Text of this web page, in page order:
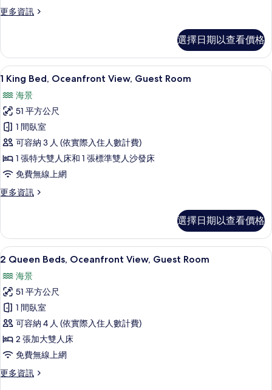
Room
的
有
相
片
更多資訊
更
Beds,
Ocean
View,
Guest
Room
的
詳
情
選擇日期以查看價格
顯
1
King
Bed,
Oceanfront
View,
Guest
Room
的
有
相
片
高級寢具、迷你吧、客房內保險箱、書
5
1 King Bed, Oceanfront View, Guest Room
海景
51 平方公尺
1 間臥室
可容納 3 人 (依實際入住人數計費)
1 張特大雙人床和 1 張標準雙人沙發床
免費無線上網
更多資訊
更
Bed,
Oceanfront
View,
Room
的
詳
情
選擇日期以查看價格
顯
2
Queen
Beds,
Oceanfront
View,
Guest
Room
的
2 Queen Beds, Oceanfront View,
5
2 Queen Beds, Oceanfront View, Guest Room
海景
51 平方公尺
1 間臥室
可容納 4 人 (依實際入住人數計費)
2 張加大雙人床
免費無線上網
更多資訊
更